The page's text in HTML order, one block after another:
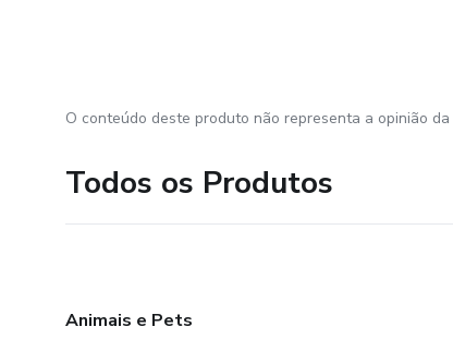
O conteúdo deste produto não representa a opinião
Todos os Produtos
Animais e Pets